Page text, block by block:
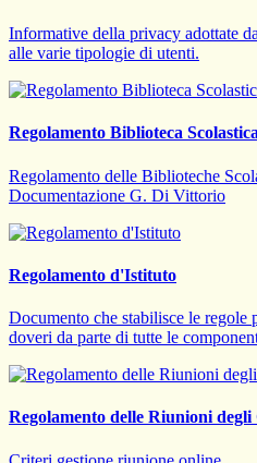
Informative della privacy adottate
alle varie tipologie di utenti.
Regolamento Biblioteca Scolastica
Regolamento delle Biblioteche
Documentazione G. Di Vittorio
Regolamento d'Istituto
Documento che stabilisce le regole
doveri da parte di tutte le
Regolamento delle Riunioni